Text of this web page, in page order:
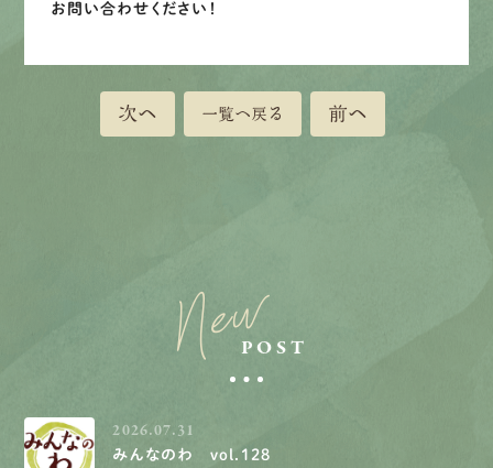
お問い合わせください！
次へ 一覧へ戻る 前へ
NewPOST
2026.07.31
みんなのわ vol.128